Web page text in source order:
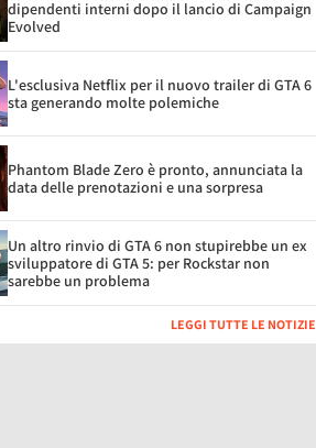
dipendenti interni dopo il lancio di Campaign
Evolved
L'esclusiva Netflix per il nuovo trailer di GTA 6
sta generando molte polemiche
Phantom Blade Zero è pronto, annunciata la
data delle prenotazioni e una sorpresa
Un altro rinvio di GTA 6 non stupirebbe un ex
sviluppatore di GTA 5: per Rockstar non
sarebbe un problema
LEGGI TUTTE LE NOTIZIE